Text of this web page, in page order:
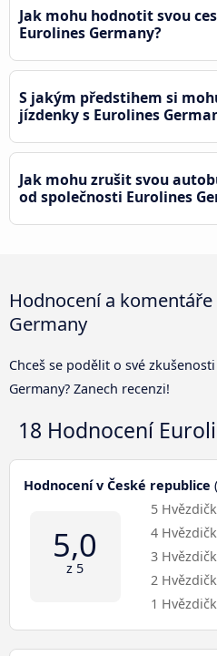
Jak mohu hodnotit svou
Eurolines Germany?
S jakým předstihem si
jízdenky s Eurolines
Jak mohu zrušit svou
od společnosti Eurolines
Hodnocení a
Germany
Chceš se podělit o své
Germany? Zanech recenzi!
18 Hodnocení
Hodnocení v České republice
5,0
z 5
5
4
3
2
1